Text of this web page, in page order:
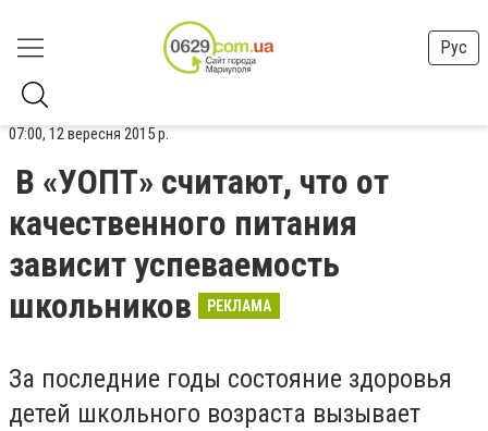
Рус
07:00, 12 вересня 2015 р.
В «УОПТ» считают, что от
качественного питания
зависит успеваемость
школьников
РЕКЛАМА
За последние годы состояние здоровья
детей школьного возраста вызывает